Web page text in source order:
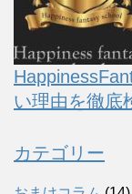
い理由を徹底
カテゴリー